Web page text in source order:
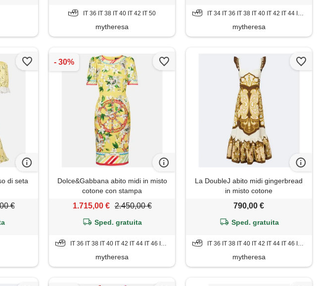
IT 36 IT 38 IT 40 IT 42 IT 50
mytheresa
IT 34 IT 36 IT 38 IT 40 IT 42 IT 44 IT 46 IT 48 IT 50
mytheresa
di seta
€
Dolce&Gabbana abito midi in misto
cotone con stampa
1.715,00 € 2.450,00 €
Sped. gratuita
IT 36 IT 38 IT 40 IT 42 IT 44 IT 46 IT 48 IT 50
mytheresa
La DoubleJ abito midi gingerbread
in misto cotone
790,00 €
Sped. gratuita
IT 36 IT 38 IT 40 IT 42 IT 44 IT 46 IT 48 IT 50
mytheresa